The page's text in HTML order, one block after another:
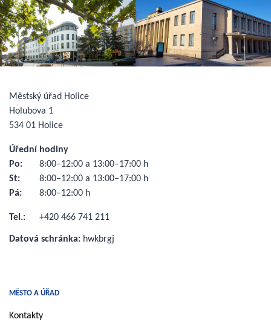
MĚSTO A ÚŘAD
Kontakty
Městský úřad Holice
Holubova 1
534 01 Holice
Úřední hodiny
Po:
8:00–12:00 a 13:00–17:00 h
St:
8:00–12:00 a 13:00–17:00 h
Pá:
8:00–12:00 h
Tel.: +420 466 741 211
Datová schránka: hwkbrgj